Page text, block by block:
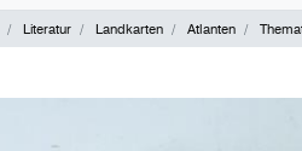
Literatur Landkarten Atlanten